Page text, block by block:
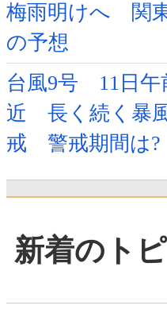
梅雨明けへ 関
の予想
台風9号 11日午
近 長く続く暴
戒 警戒期間は?
新着のト